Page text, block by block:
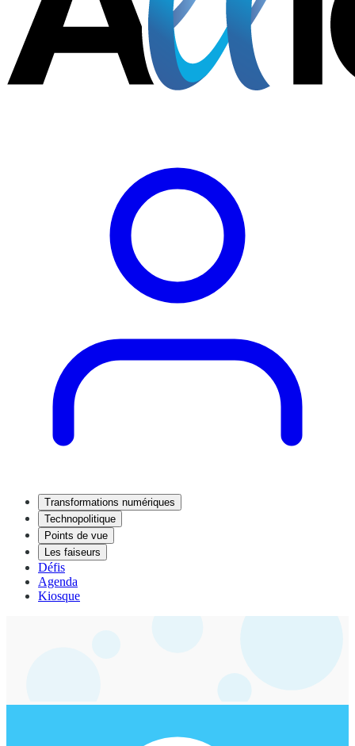
Transformations numériques
Technopolitique
Points de vue
Les faiseurs
Défis
Agenda
Kiosque